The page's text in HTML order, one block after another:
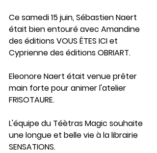
Ce samedi 15 juin, Sébastien Naert
était bien entouré avec Amandine
des éditions VOUS ÊTES ICI et
Cyprienne des éditions OBRIART.
Eleonore Naert était venue prêter
main forte pour animer l'atelier
FRISOTAURE.
L'équipe du Téètras Magic souhaite
une longue et belle vie à la librairie
SENSATIONS.